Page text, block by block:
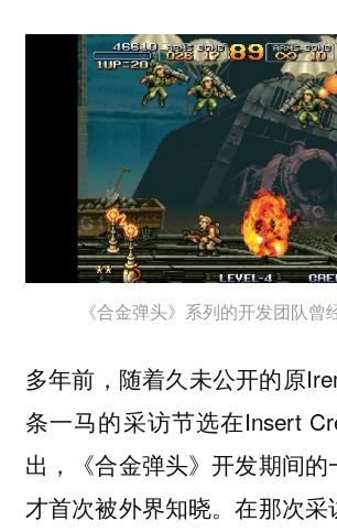
《合金弹头》系列的开发团队曾
多年前，随着久未公开的原
条一马的采访节选在Insert
出，《合金弹头》开发期间的
才首次被外界知晓。在那次采